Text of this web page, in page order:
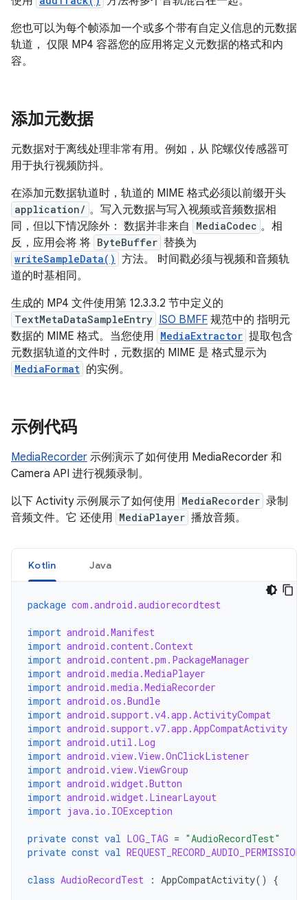
您也可以为每个帧添加一个或多个带有自定义信息的元数据
轨道， 仅限 MP4 容器您的应用将定义元数据的格式和内
容。
添加元数据
元数据对于离线处理非常有用。例如，从 陀螺仪传感器可
用于执行视频防抖。
在添加元数据轨道时，轨道的 MIME 格式必须以前缀开头
application/ 。写入元数据与写入视频或音频数据相
同，但以下情况除外： 数据并非来自
MediaCodec 。相
反，应用会将 将 ByteBuffer 替换为
writeSampleData() 方法。 时间戳必须与视频和音频轨
道的时基相同。
生成的 MP4 文件使用第 12.3.3.2 节中定义的
TextMetaDataSampleEntry ISO BMFF 规范中的 指明元
数据的 MIME 格式。当您使用 MediaExtractor 提取包含
元数据轨道的文件时，元数据的 MIME 是 格式显示为
MediaFormat 的实例。
示例代码
MediaRecorder 示例演示了如何使用 MediaRecorder 和
Camera API 进行视频录制。
以下 Activity 示例展示了如何使用 MediaRecorder 录制
音频文件。它 还使用 MediaPlayer 播放音频。
Kotlin Java
package com.android.audiorecordtest
import android.Manifest
import android.content.Context
import android.content.pm.PackageManager
import android.media.MediaPlayer
import android.media.MediaRecorder
import android.os.Bundle
import android.support.v4.app.ActivityCompat
import android.support.v7.app.AppCompatActivity
import android.util.Log
import android.view.View.OnClickListener
import android.view.ViewGroup
import android.widget.Button
import android.widget.LinearLayout
import java.io.IOException
private const val LOG_TAG = "AudioRecordTest"
private const val REQUEST_RECORD_AUDIO_PERMISSION
class AudioRecordTest : AppCompatActivity() {